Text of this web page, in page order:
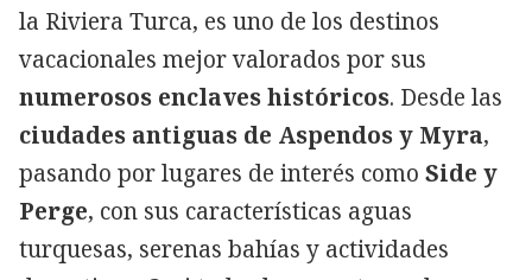
la Riviera Turca, es uno de los destinos
vacacionales mejor valorados por sus
numerosos enclaves históricos. Desde las
ciudades antiguas de Aspendos y Myra,
pasando por lugares de interés como Side y
Perge, con sus características aguas
turquesas, serenas bahías y actividades